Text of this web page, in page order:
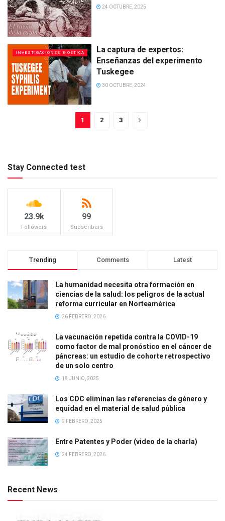
24 OCTUBRE, 2025
INVESTIGACIONES BIOÉTICA
La captura de expertos:
Enseñanzas del experimento
Tuskegee
30 OCTUBRE, 2024
1 2 3
Stay Connected test
23.9k
Followers
99
Subscribers
Trending Comments Latest
La humanidad necesita otra formación en
ciencias de la salud: los peligros de la actual
reforma curricular en Norteamérica
26 FEBRERO, 2026
La vacunación repetida contra la COVID-19
como factor de mal pronóstico en el cáncer de
páncreas: un estudio de cohorte retrospectivo
de un solo centro
18 JUNIO, 2025
Los CDC eliminan las referencias de género y
equidad en el material de salud pública
9 FEBRERO, 2025
Entre Patentes y Poder (video de la charla)
24 FEBRERO, 2026
Recent News